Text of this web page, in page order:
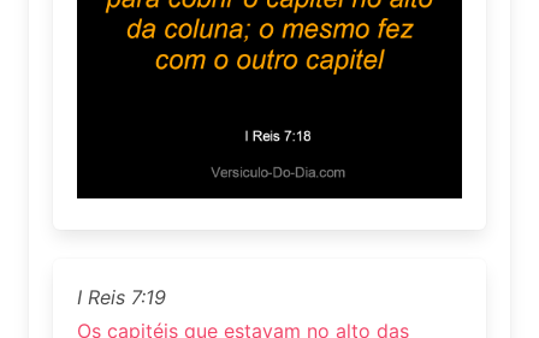
I Reis 7:19
Os capitéis que estavam no alto das